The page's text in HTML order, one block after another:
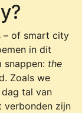
– of smart city
in dit
snappen: the
Zoals we
tal van
verbonden zijn